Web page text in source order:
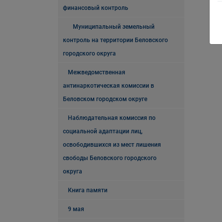
финансовый контроль
Муниципальный земельный
контроль на территории Беловского
городского округа
Межведомственная
антинаркотическая комиссии в
Беловском городском округе
Наблюдательная комиссия по
социальной адаптации лиц,
освободившихся из мест лишения
свободы Беловского городского
округа
Книга памяти
9 мая